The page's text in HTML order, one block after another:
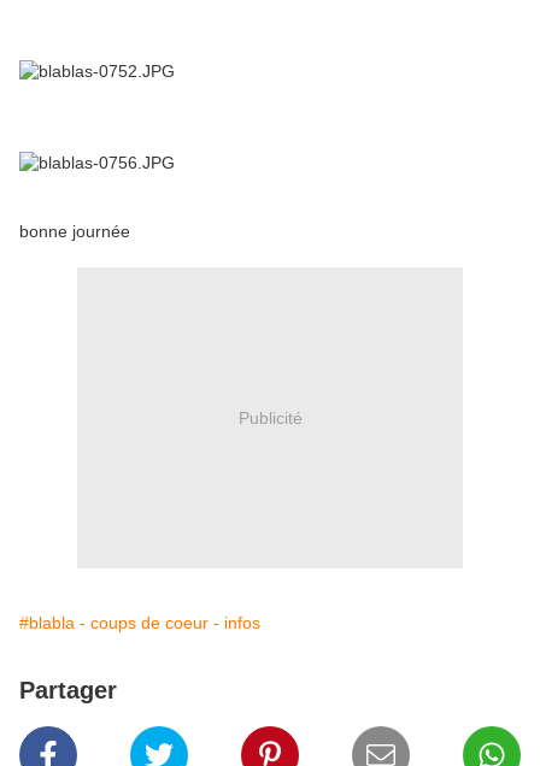
bonne journée
Publicité
#blabla - coups de coeur - infos
Partager